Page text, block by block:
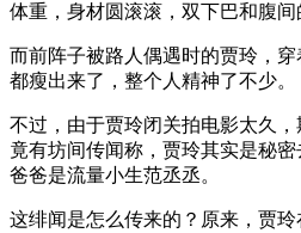
体重，身材圆滚滚，双下巴和腹间
而前阵子被路人偶遇时的贾玲，
都瘦出来了，整个人精神了不少。
不过，由于贾玲闭关拍电影太久，
竟有坊间传闻称，贾玲其实是秘
爸爸是流量小生范丞丞。
这绯闻是怎么传来的？原来，贾